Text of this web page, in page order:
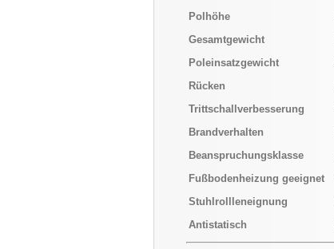
Polhöhe
Gesamtgewicht
Poleinsatzgewicht
Rücken
Trittschallverbesserung
Brandverhalten
Beanspruchungsklasse
Fußbodenheizung geeignet
Stuhlrollleneignung
Antistatisch